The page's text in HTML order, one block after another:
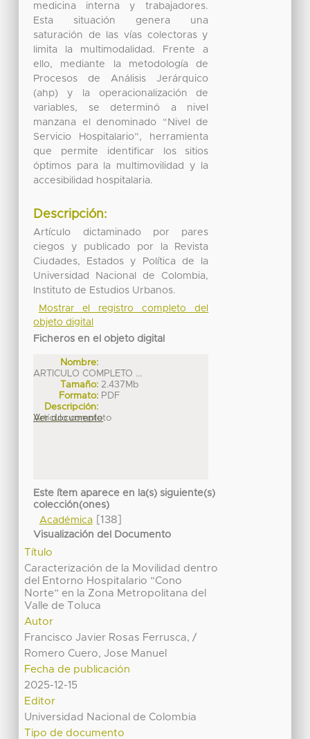
medicina interna y trabajadores.
Esta situación genera una
saturación de las vías colectoras y
limita la multimodalidad. Frente a
ello, mediante la metodología de
Procesos de Análisis Jerárquico
(ahp) y la operacionalización de
variables, se determinó a nivel
manzana el denominado “Nivel de
Servicio Hospitalario”, herramienta
que permite identificar los sitios
óptimos para la multimovilidad y la
accesibilidad hospitalaria.
Descripción:
Artículo dictaminado por pares
ciegos y publicado por la Revista
Ciudades, Estados y Política de la
Universidad Nacional de Colombia,
Instituto de Estudios Urbanos.
Mostrar el registro completo del
objeto digital
Ficheros en el objeto digital
Nombre:
ARTICULO COMPLETO ...
Tamaño: 2.437Mb
Formato: PDF
Descripción:
Artículo completo
Ver documento
Este ítem aparece en la(s) siguiente(s)
colección(ones)
Académica[138]
Visualización del Documento
Título
Caracterización de la Movilidad dentro
del Entorno Hospitalario “Cono
Norte” en la Zona Metropolitana del
Valle de Toluca
Autor
Francisco Javier Rosas Ferrusca, /
Romero Cuero, Jose Manuel
Fecha de publicación
2025-12-15
Editor
Universidad Nacional de Colombia
Tipo de documento